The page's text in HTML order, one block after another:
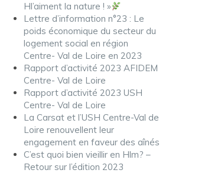
Hl’aiment la nature ! »
Lettre d’information n°23 : Le
poids économique du secteur du
logement social en région
Centre- Val de Loire en 2023
Rapport d’activité 2023 AFIDEM
Centre- Val de Loire
Rapport d’activité 2023 USH
Centre- Val de Loire
La Carsat et l’USH Centre-Val de
Loire renouvellent leur
engagement en faveur des aînés
C’est quoi bien vieillir en Hlm? –
Retour sur l’édition 2023